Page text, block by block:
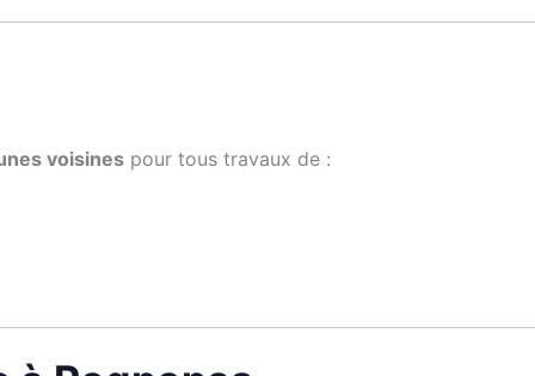
voisines pour tous travaux de :